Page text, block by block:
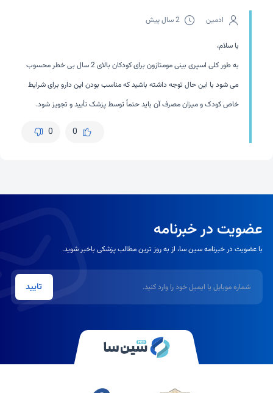
ادمین 2 سال پیش
با سلام،
به طور کلی اسپری بینی مومتازون برای کودکان بالای 2 سال بی خطر محسوب
می شود با این حال توجه داشته باشید که مناسب بودن این دارو برای شرایط
خاص کودک و میزان مصرف آن باید حتماً توسط پزشک تأیید و تجویز شود.
0
0
عضویت در خبرنامه
با عضویت در خبرنامه سین سا، از به روز ترین مطالب پزشکی باخبر شوید.
تایید